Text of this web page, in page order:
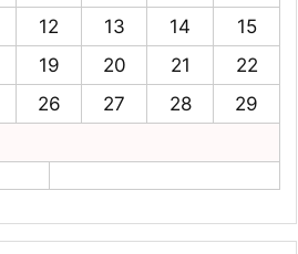
12 13 14
15
19 20 21
22
26 27 28
29